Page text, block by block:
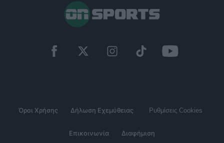
Όροι Χρήσης Δήλωση Εχεμύθειας Ρυθμίσεις Cookies
Επικοινωνία Διαφήμιση